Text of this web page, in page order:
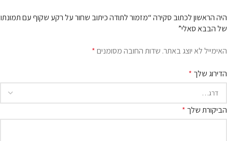
היה הראשון לכתוב סקירה “מזמור לתודה כיתוב שחור על רקע שקוף עם תמונתו
של הבבא סאלי”
האימייל לא יוצג באתר. שדות החובה מסומנים*
הדירוג שלך *
הביקורת שלך *